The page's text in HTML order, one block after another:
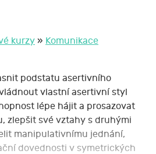
kurzy » Komunikace
podstatu asertivního
vlastní asertivní styl
lépe hájit a prosazovat
zlepšit své vztahy s druhými
manipulativnímu jednání,
dovednosti v symetrických